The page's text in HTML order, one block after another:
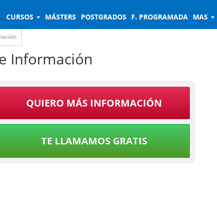
CURSOS MÁSTERS POSTGRADOS F. PROGRAMADA MAS
Información
QUIERO MÁS INFORMACIÓN
TE LLAMAMOS GRATIS